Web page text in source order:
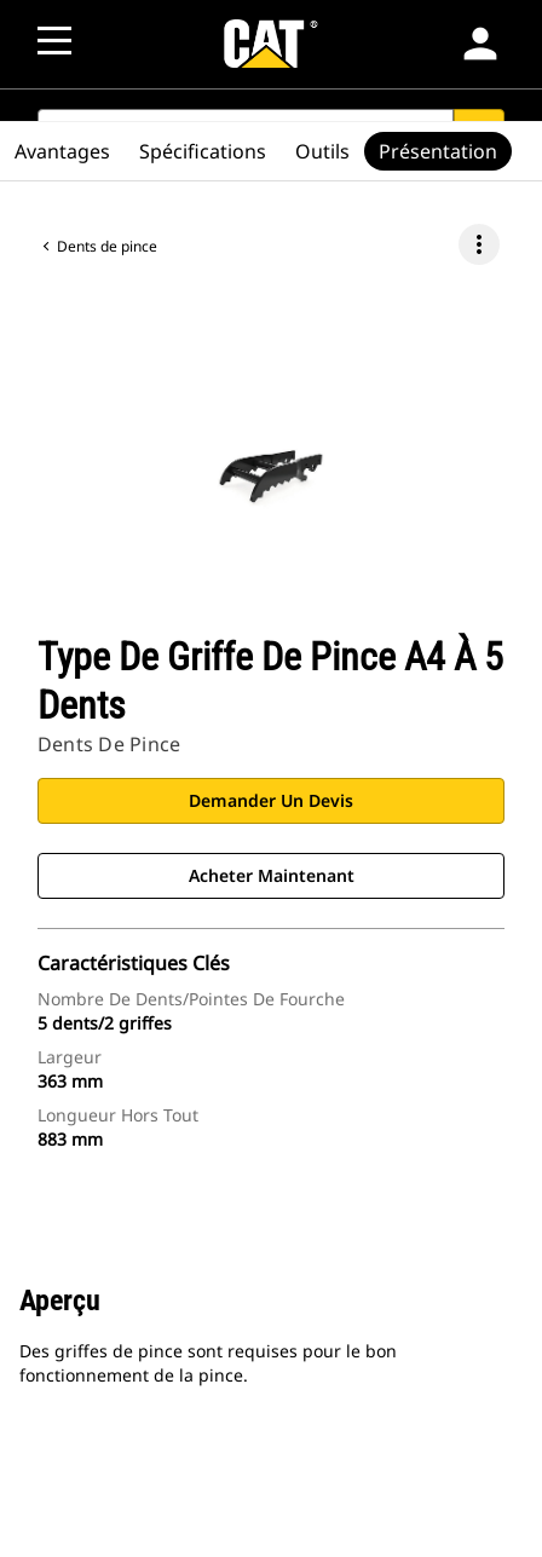
person
SEARCH search
Dents de pince more_vert
Type De Griffe De Pince A4 À 5
Dents
Dents De Pince
Demander Un Devis
Acheter Maintenant
Caractéristiques Clés
Nombre De Dents/pointes De Fourche
5 dents/2 griffes
Largeur
363 mm
Longueur Hors Tout
883 mm
Avantages Spécifications Outils Présentation
Aperçu
Des griffes de pince sont requises pour le bon
fonctionnement de la pince.